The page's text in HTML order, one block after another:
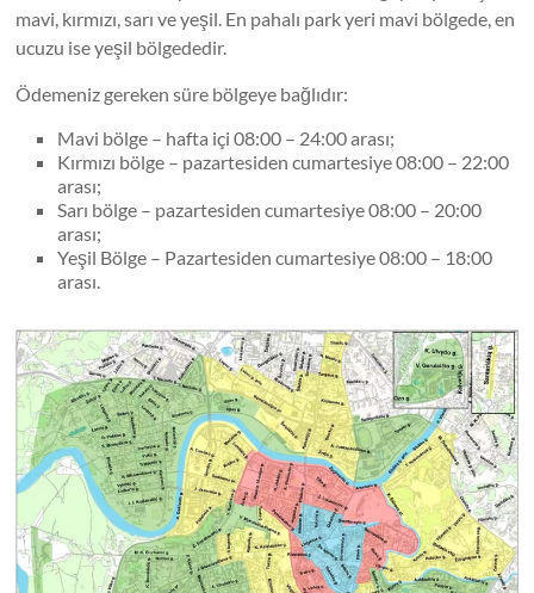
mavi, kırmızı, sarı ve yeşil. En pahalı park yeri mavi bölgede, en
ucuzu ise yeşil bölgededir.
Ödemeniz gereken süre bölgeye bağlıdır:
Mavi bölge – hafta içi 08:00 – 24:00 arası;
Kırmızı bölge – pazartesiden cumartesiye 08:00 – 22:00
arası;
Sarı bölge – pazartesiden cumartesiye 08:00 – 20:00
arası;
Yeşil Bölge – Pazartesiden cumartesiye 08:00 – 18:00
arası.